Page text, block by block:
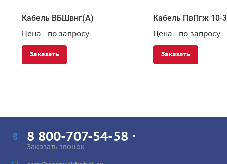
Кабель ВБШвнг(А)
Цена - по запросу
Заказать
Кабель ПвПгж 10-
Цена - по запросу
Заказать
8 800-707-54-58
Заказать звонок